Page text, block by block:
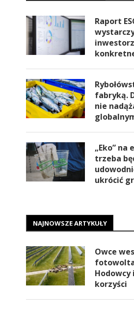
Raport
fabryką.
nie
„Eko” na
trzeba
ukrócić
NAJNOWSZE ARTYKUŁY
Owce
korzyści